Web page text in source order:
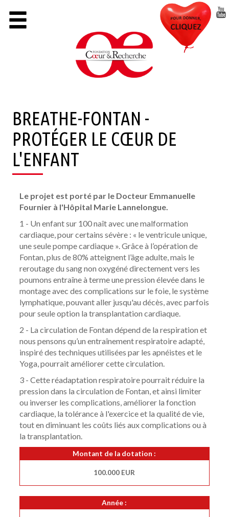
CAMPAGNE CŒUR DES FEMMES
SUIVRE LA RECHERCHE
S’INFORMER
NOS ACTIONS
NOUS AIDER
FAIRE UN DON
DEVENIR BÉNÉVOLE
NOTRE COMITÉ DES PATIENTS
ESPACE CHERCHEURS
TÉLÉCHARGEMENTS
×
BREATHE-FONTAN -
PROTÉGER LE CŒUR DE
L'ENFANT
Le projet est porté par le Docteur Emmanuelle
Fournier à l'Hôpital Marie Lannelongue.
1 - Un enfant sur 100 naît avec une malformation
cardiaque, pour certains sévère : « le ventricule unique,
une seule pompe cardiaque ». Grâce à l’opération de
Fontan, plus de 80% atteignent l’âge adulte, mais le
reroutage du sang non oxygéné directement vers les
poumons entraîne à terme une pression élevée dans le
montage avec des complications sur le foie, le système
lymphatique, pouvant aller jusqu'au décès, avec parfois
pour seule option la transplantation cardiaque.
2 - La circulation de Fontan dépend de la respiration et
nous pensons qu’un entraînement respiratoire adapté,
inspiré des techniques utilisées par les apnéistes et le
Yoga, pourrait améliorer cette circulation.
3 - Cette réadaptation respiratoire pourrait réduire la
pression dans la circulation de Fontan, et ainsi limiter
ou inverser les complications, améliorer la fonction
cardiaque, la tolérance à l'exercice et la qualité de vie,
tout en diminuant les coûts liés aux complications ou à
la transplantation.
Montant de la dotation :
100.000 EUR
Année :